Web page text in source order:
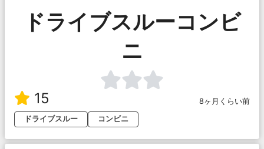
ドライブスルーコンビ
ニ
15
8ヶ月くらい前
ドライブスルー
コンビニ